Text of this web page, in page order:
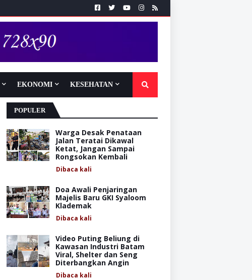
EKONOMI KESEHATAN
POPULER
Warga Desak Penataan
Jalan Teratai Dikawal
Ketat, Jangan Sampai
Rongsokan Kembali
Dibaca kali
Doa Awali Penjaringan
Majelis Baru GKI Syaloom
Klademak
Dibaca kali
Video Puting Beliung di
Kawasan Industri Batam
Viral, Shelter dan Seng
Diterbangkan Angin
Dibaca kali